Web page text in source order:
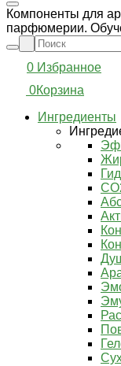
Компоненты для
парфюмерии.
0 Избранное
0Корзина
Ингредиенты